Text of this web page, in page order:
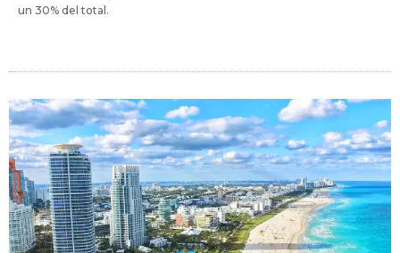
un 30% del total.